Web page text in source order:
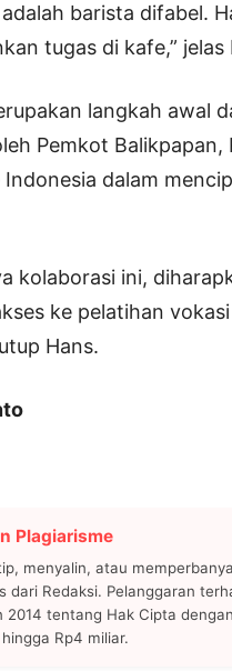
barista difabel.
tugas di kafe,” jelas
langkah awal
Pemkot
dalam
kolaborasi ini,
ke pelatihan
Hans.
Plagiarisme
menyalin, atau
dari Redaksi. Pelanggaran
2014 tentang Hak Cipta
Rp4 miliar.